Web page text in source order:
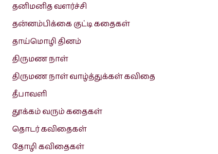
தனிமனித வளர்ச்சி
தன்னம்பிக்கை குட்டி கதைகள்
தாய்மொழி தினம்
திருமண நாள்
திருமண நாள் வாழ்த்துக்கள் கவிதை
தீபாவளி
தூக்கம் வரும் கதைகள்
தொடர் கவிதைகள்
தோழி கவிதைகள்